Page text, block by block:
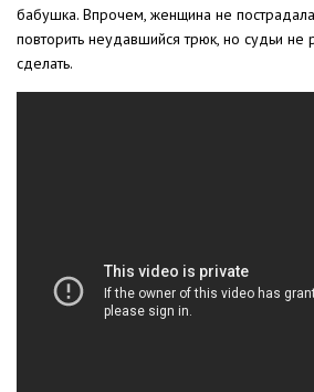
бабушка. Впрочем, женщина не
повторить неудавшийся трюк, но судьи не
сделать.